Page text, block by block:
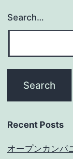
Search…
Recent Posts
オープンカンパ